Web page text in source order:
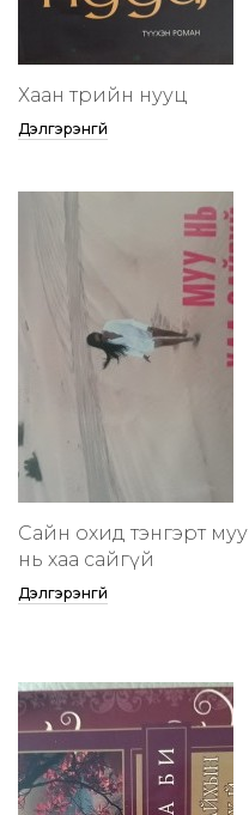
Хаан төрийн нууц
Дэлгэрэнгүй
Сайн охид тэнгэрт муу
нь хаа сайгүй
Дэлгэрэнгүй